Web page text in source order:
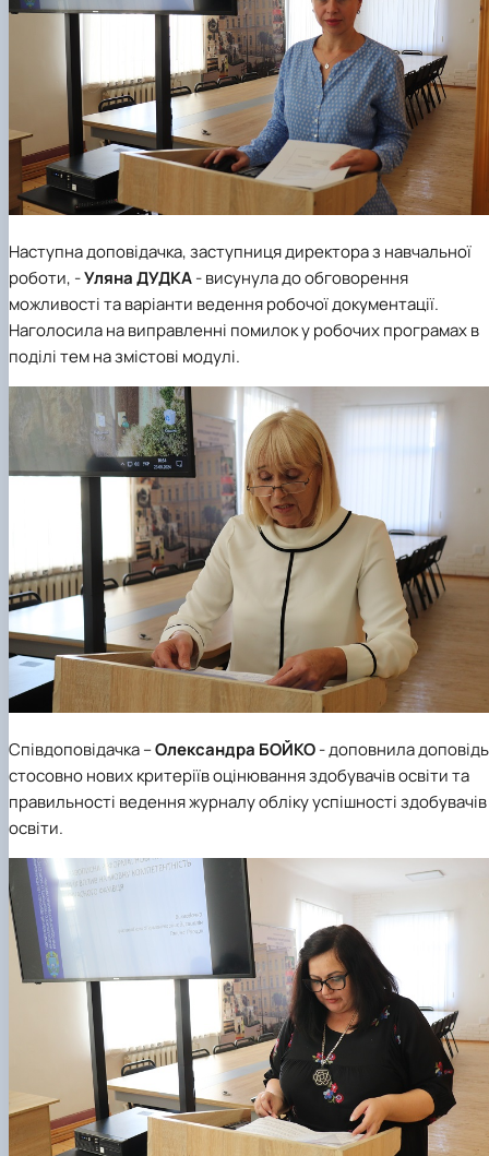
Наступна доповідачка, заступниця директора з навчальної
роботи, -Уляна ДУДКА- висунула до обговорення
можливості та варіанти ведення робочої документації.
Наголосила на виправленні помилок у робочих програмах в
поділі тем на змістові модулі.
Співдоповідачка –Олександра БОЙКО- доповнила доповідь
стосовно нових критеріїв оцінювання здобувачів освіти та
правильності ведення журналу обліку успішності здобувачів
освіти.